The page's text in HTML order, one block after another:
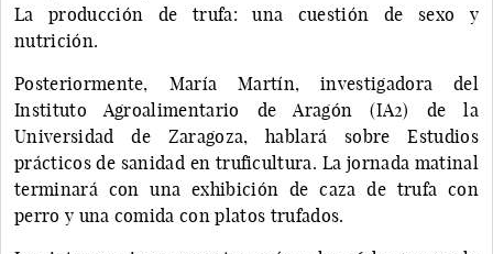
La producción de trufa: una cuestión de sexo y
nutrición.
Posteriormente, María Martín, investigadora del
Instituto Agroalimentario de Aragón (IA2) de la
Universidad de Zaragoza, hablará sobre Estudios
prácticos de sanidad en truficultura. La jornada matinal
terminará con una exhibición de caza de trufa con
perro y una comida con platos trufados.